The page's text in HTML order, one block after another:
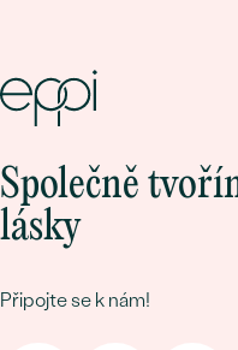
Společně
lásky
Připojte se k nám!